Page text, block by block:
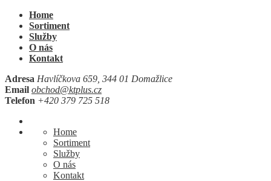
Home
Sortiment
Služby
O nás
Kontakt
Adresa Havlíčkova 659, 344 01 Domažlice
Email obchod@ktplus.cz
Telefon +420 379 725 518
Home
Sortiment
Služby
O nás
Kontakt